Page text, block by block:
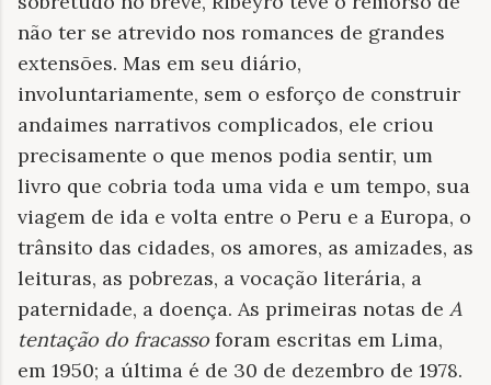
não ter se atrevido nos romances de grandes
extensões. Mas em seu diário,
involuntariamente, sem o esforço de construir
andaimes narrativos complicados, ele criou
precisamente o que menos podia sentir, um
livro que cobria toda uma vida e um tempo, sua
viagem de ida e volta entre o Peru e a Europa, o
trânsito das cidades, os amores, as amizades, as
leituras, as pobrezas, a vocação literária, a
paternidade, a doença. As primeiras notas de A
tentação do fracasso foram escritas em Lima,
em 1950; a última é de 30 de dezembro de 1978.